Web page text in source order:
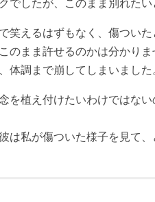
でしたが、このまま別れたい
笑えるはずもなく、傷つい
のまま許せるのかは分かりま
体調まで崩してしまいました
を植え付けたいわけではな
は私が傷ついた様子を見て